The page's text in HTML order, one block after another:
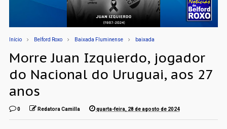
Início Belford Roxo Baixada Fluminense baixada
Morre Juan Izquierdo, jogador
do Nacional do Uruguai, aos 27
anos
0 Redatora Camilla quarta-feira, 28 de agosto de 2024